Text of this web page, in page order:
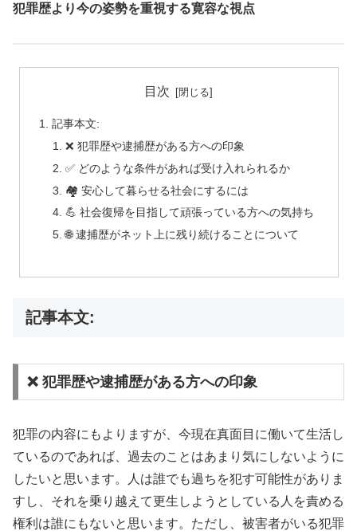
犯罪歴より今の姿勢を重視する寛容な視点
目次
記事本文:
❌ 犯罪歴や逮捕歴がある方への印象
✅ どのような条件があれば受け入れられるか
🏘️ 安心して暮らせる社会にするには
💪 社会復帰を目指して頑張っている方への気持ち
🌐 逮捕歴がネット上に残り続けることについて
記事本文:
❌ 犯罪歴や逮捕歴がある方への印象
犯罪の内容にもよりますが、今現在真面目に働いて生活し
ているのであれば、過去のことはあまり気にしないように
したいと思います。人は誰でも過ちを犯す可能性がありま
すし、それを乗り越えて更生しようとしている人を責める
権利は誰にもないと思います。ただし、被害者がいる犯罪